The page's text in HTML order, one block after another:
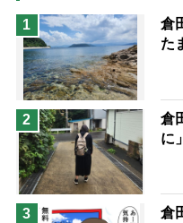
猫が母になつきません
息子の遠距離介護サバ
兄がボケました
予防法
1
倉
た
2
倉
に
3
倉